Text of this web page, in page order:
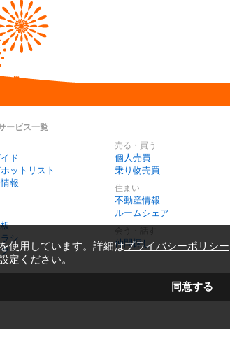
ービス一覧
ド
ットリスト
報
シ
売る・買う
個人売買
乗り物売買
住まい
不動産情報
ルームシェア
仲間探し
使用しています。詳細はプライバシーポリシー
定ください。